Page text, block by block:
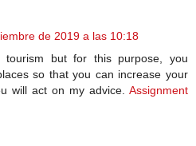
de 2019 a las 10:18
tourism but for this purpose, you
so that you can increase your
will act on my advice. Assignment